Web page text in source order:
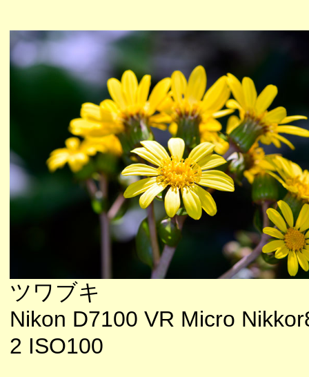
ツワブキ
Nikon D7100 VR Micro
2 ISO100